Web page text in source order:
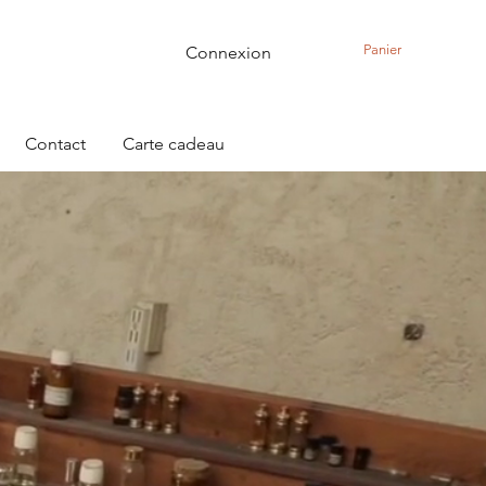
Panier
Connexion
Contact Carte cadeau